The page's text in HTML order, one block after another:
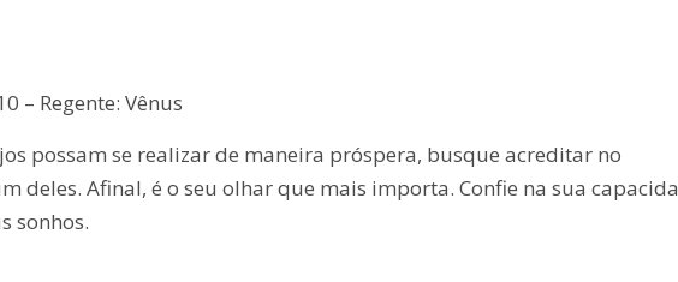
– Regente: Vênus
possam se realizar de maneira próspera, busque acreditar no
deles. Afinal, é o seu olhar que mais importa. Confie na sua
sonhos.